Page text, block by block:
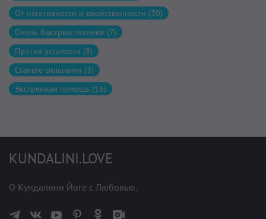
От негативности и двойственности (30)
Очень быстрые техники (7)
Против усталости (8)
Станьте сильными (3)
Экстренная помощь (16)
KUNDALINI.LOVE
О Кундалини Йоге с Любовью.